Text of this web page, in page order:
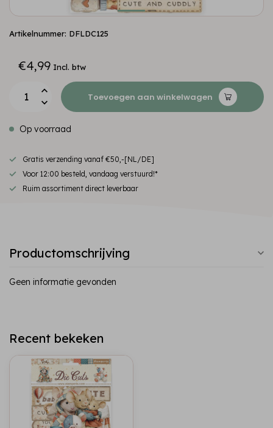
Artikelnummer: DFLDC125
€4,99 Incl. btw
Toevoegen aan winkelwagen
Op voorraad
Gratis verzending vanaf €50,-[NL/DE]
Voor 12:00 besteld, vandaag verstuurd!*
Ruim assortiment direct leverbaar
Productomschrijving
Geen informatie gevonden
Recent bekeken